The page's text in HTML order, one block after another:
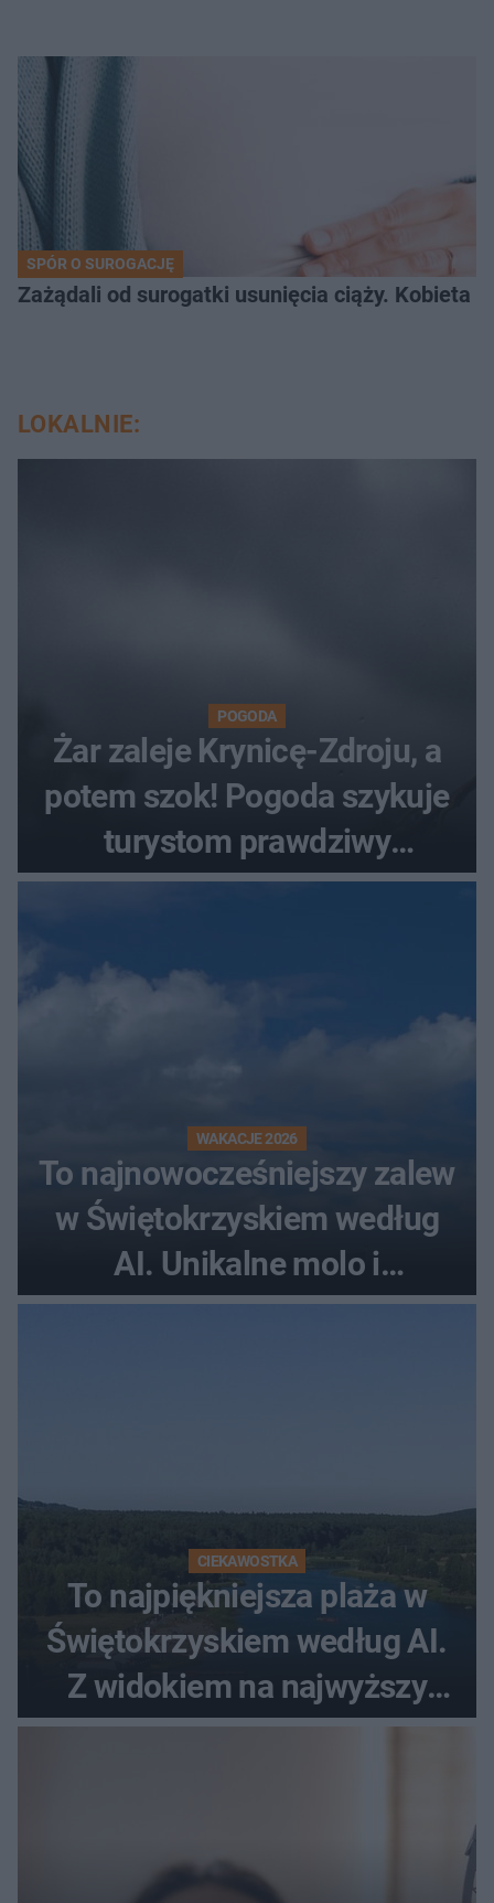
SPÓR O SUROGACJĘ
Zażądali od surogatki usunięcia ciąży. Kobieta
LOKALNIE:
POGODA
Żar zaleje Krynicę-Zdroju, a
potem szok! Pogoda szykuje
turystom prawdziwy
rollercoaster
WAKACJE 2026
To najnowocześniejszy zalew
w Świętokrzyskiem według
AI. Unikalne molo i
promenada
CIEKAWOSTKA
To najpiękniejsza plaża w
Świętokrzyskiem według AI.
Z widokiem na najwyższy
szczyt Gór Świętokrzyskich